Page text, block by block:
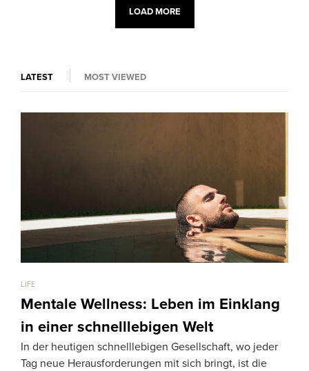
LOAD MORE
LATEST MOST VIEWED
LIFE
Mentale Wellness: Leben im Einklang
in einer schnelllebigen Welt
In der heutigen schnelllebigen Gesellschaft, wo jeder
Tag neue Herausforderungen mit sich bringt, ist die